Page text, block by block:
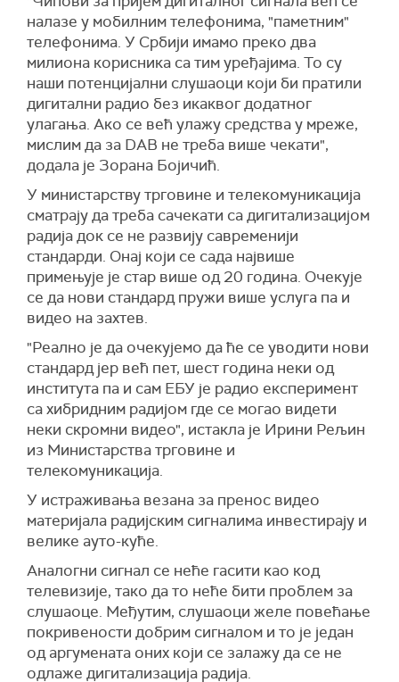
налазе у мобилним телефонима, "паметним"
телефонима. У Србији имамо преко два
милиона корисника са тим уређајима. То су
наши потенцијални слушаоци који би пратили
дигитални радио без икаквог додатног
улагања. Ако се већ улажу средства у мреже,
мислим да за DAB не треба више чекати",
додала је Зорана Бојичић.
У министарству трговине и телекомуникација
сматрају да треба сачекати са дигитализацијом
радија док се не развију савременији
стандарди. Онај који се сада највише
примењује је стар више од 20 година. Очекује
се да нови стандард пружи више услуга па и
видео на захтев.
"Реално је да очекујемо да ће се уводити нови
стандард јер већ пет, шест година неки од
института па и сам ЕБУ је радио експеримент
са хибридним радијом где се могао видети
неки скромни видео", истакла је Ирини Рељин
из Министарства трговине и
телекомуникација.
У истраживања везана за пренос видео
материјала радијским сигналима инвестирају и
велике ауто-куће.
Аналогни сигнал се неће гасити као код
телевизије, тако да то неће бити проблем за
слушаоце. Међутим, слушаоци желе повећање
покривености добрим сигналом и то је један
од аргумената оних који се залажу да се не
одлаже дигитализација радија.